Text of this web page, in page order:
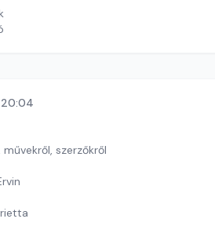
20:04
szerzőkről